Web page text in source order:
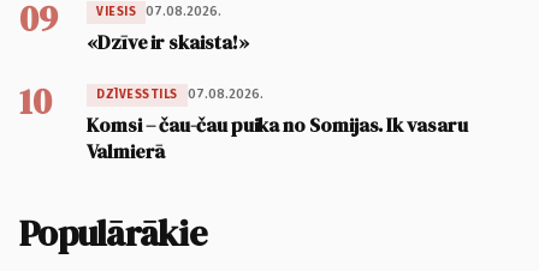
09 VIESIS 07.08.2026.
«Dzīve ir skaista!»
10 DZĪVESSTILS 07.08.2026.
Komsi – čau-čau puika no Somijas. Ik vasaru
Valmierā
Populārākie